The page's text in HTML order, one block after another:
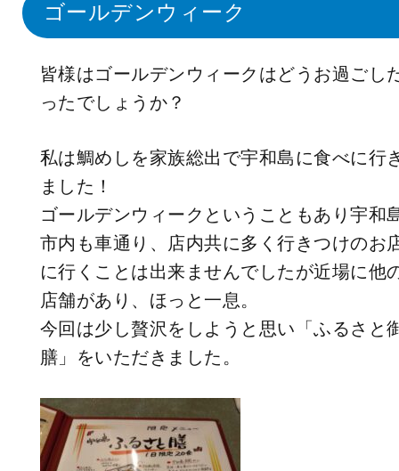
ゴールデンウィーク
皆様はゴールデンウィークはどうお過ごし
ったでしょうか？
私は鯛めしを家族総出で宇和島に食べに行
ました！
ゴールデンウィークということもあり宇和
市内も車通り、店内共に多く行きつけのお
に行くことは出来ませんでしたが近場に他
店舗があり、ほっと一息。
今回は少し贅沢をしようと思い「ふるさと
膳」をいただきました。